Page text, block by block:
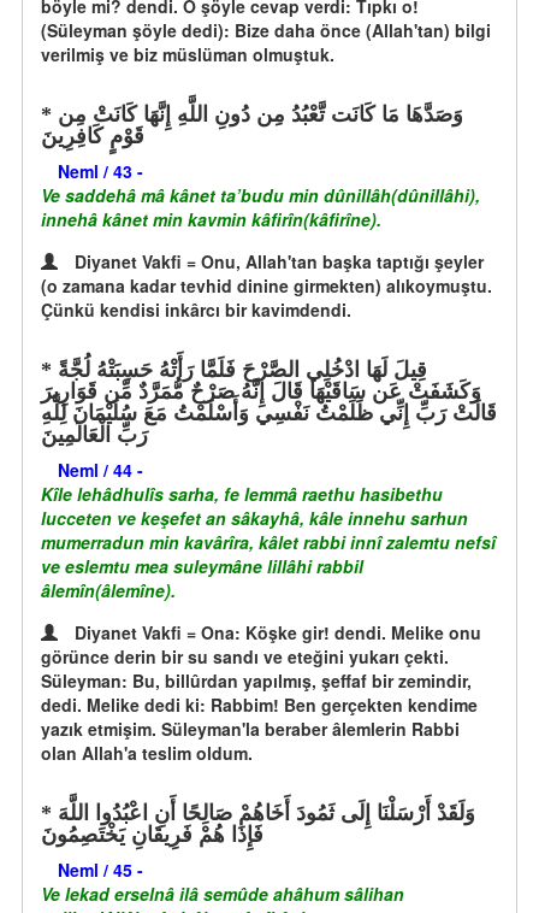
böyle mi? dendi. O şöyle cevap verdi: Tıpkı o!
(Süleyman şöyle dedi): Bize daha önce (Allah'tan) bilgi
verilmiş ve biz müslüman olmuştuk.
قَوْمٍ كَافِرِينَ
Neml / 43 -
Ve saddehâ mâ kânet ta’budu min dûnillâh(dûnillâhi),
innehâ kânet min kavmin kâfirîn(kâfirîne).
Diyanet Vakfi = Onu, Allah'tan başka taptığı şeyler
(o zamana kadar tevhid dinine girmekten) alıkoymuştu.
Çünkü kendisi inkârcı bir kavimdendi.
وَكَشَفَتْ عَن سَاقَيْهَا قَالَ إِنَّهُ صَرْحٌ مُّمَرَّدٌ مِّن قَوَارِيرَ
قَالَتْ رَبِّ إِنِّي ظَلَمْتُ نَفْسِي وَأَسْلَمْتُ مَعَ سُلَيْمَانَ لِلَّهِ
رَبِّ الْعَالَمِينَ
Neml / 44 -
Kîle lehâdhulîs sarha, fe lemmâ raethu hasibethu
lucceten ve keşefet an sâkayhâ, kâle innehu sarhun
mumerradun min kavârîra, kâlet rabbi innî zalemtu nefsî
ve eslemtu mea suleymâne lillâhi rabbil
âlemîn(âlemîne).
Diyanet Vakfi = Ona: Köşke gir! dendi. Melike onu
görünce derin bir su sandı ve eteğini yukarı çekti.
Süleyman: Bu, billûrdan yapılmış, şeffaf bir zemindir,
dedi. Melike dedi ki: Rabbim! Ben gerçekten kendime
yazık etmişim. Süleyman'la beraber âlemlerin Rabbi
olan Allah'a teslim oldum.
فَإِذَا هُمْ فَرِيقَانِ يَخْتَصِمُونَ
Neml / 45 -
Ve lekad erselnâ ilâ semûde ahâhum sâlihan